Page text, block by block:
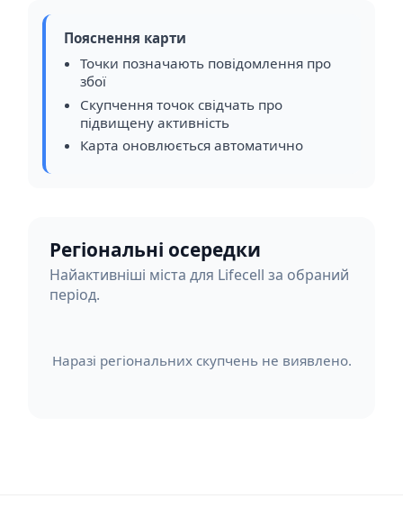
Пояснення карти
Точки позначають повідомлення про
збої
Скупчення точок свідчать про
підвищену активність
Карта оновлюється автоматично
Регіональні осередки
Найактивніші міста для Lifecell за обраний
період.
Наразі регіональних скупчень не виявлено.